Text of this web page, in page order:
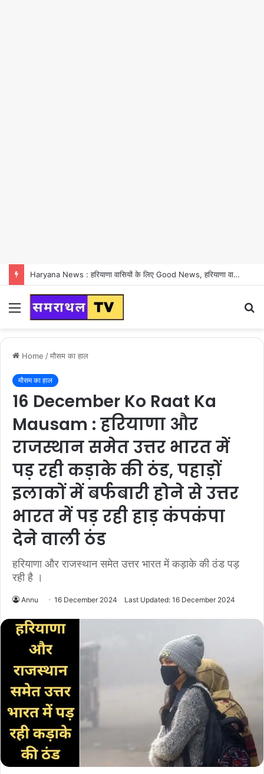
Haryana News : हरियाणा वासियों के लिए Good News, हरियाणा वासियों का गुरुग्राम में अपना घर लेने का सपना होगा साकार
Menu
Home /मौसम का हाल
मौसम का हाल
16 December Ko Raat Ka
Mausam : हरियाणा और
राजस्थान समेत उत्तर भारत में
पड़ रही कड़ाके की ठंड, पहाड़ों
इलाकों में बर्फबारी होने से उत्तर
भारत में पड़ रही हाड़ कंपकंपा
देने वाली ठंड
हरियाणा और राजस्थान समेत उत्तर भारत में कड़ाके की ठंड पड़
रही है ।
Annu 16 December 2024 Last Updated: 16 December 2024